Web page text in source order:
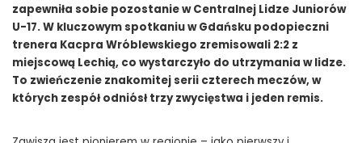
zapewniła sobie pozostanie w Centralnej Lidze Juniorów
U-17. W kluczowym spotkaniu w Gdańsku podopieczni
trenera Kacpra Wróblewskiego zremisowali 2:2 z
miejscową Lechią, co wystarczyło do utrzymania w lidze.
To zwieńczenie znakomitej serii czterech meczów, w
których zespół odniósł trzy zwycięstwa i jeden remis.